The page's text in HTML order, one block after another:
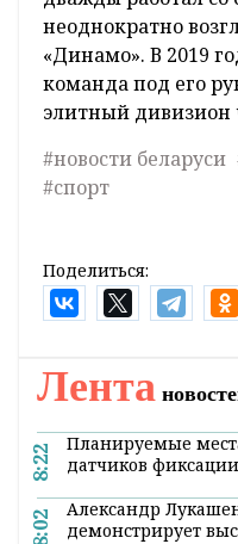
неоднократно
«Динамо». В 2019
команда под его
элитный
#новости беларуси
#спорт
Поделиться:
Лента
8:22
Планируемые
датчиков фиксации
8:02
Александр
демонстрирует